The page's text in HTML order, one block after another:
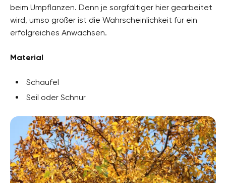
beim Umpflanzen. Denn je sorgfältiger hier gearbeitet
wird, umso größer ist die Wahrscheinlichkeit für ein
erfolgreiches Anwachsen.
Material
Schaufel
Seil oder Schnur